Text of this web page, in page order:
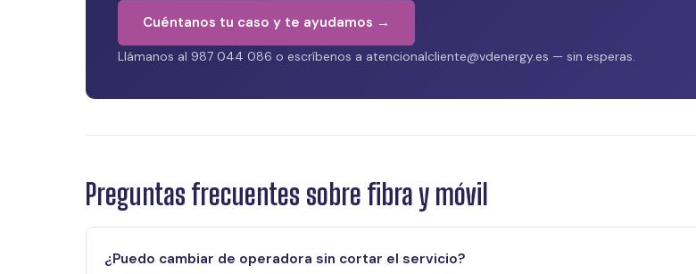
Cuéntanos tu caso y te ayudamos →
Llámanos al 987 044 086 o escríbenos a atencionalcliente@vdenergy.es — sin esperas.
Preguntas frecuentes sobre fibra y móvil
¿Puedo cambiar de operadora sin cortar el servicio?